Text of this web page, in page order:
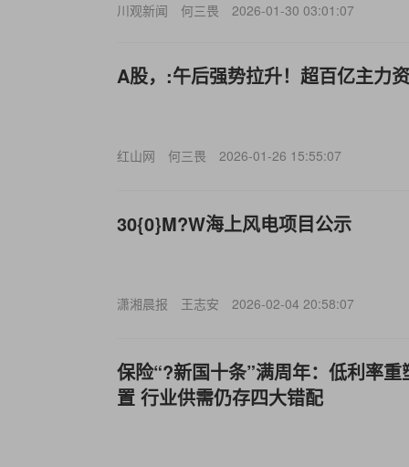
川观新闻 何三畏 2026-01-30 03:01:07
A股，:午后强势拉升！超百亿主力
红山网 何三畏 2026-01-26 15:55:07
30{0}M?W海上风电项目公示
潇湘晨报 王志安 2026-02-04 20:58:07
保险“?新国十条”满周年：低利率
置 行业供需仍存四大错配